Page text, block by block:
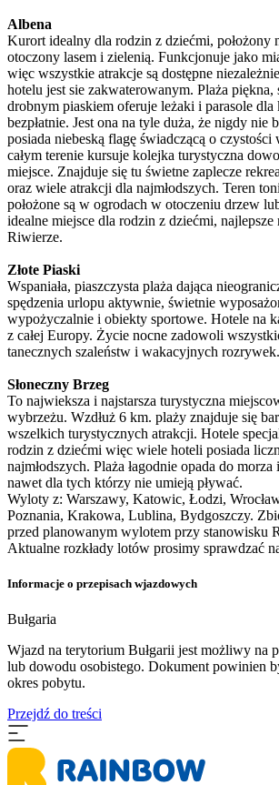
Albena
Kurort idealny dla rodzin z dziećmi, położony
otoczony lasem i zielenią. Funkcjonuje jako
więc wszystkie atrakcje są dostępne
hotelu jest sie zakwaterowanym. Plaża piękna,
drobnym piaskiem oferuje leżaki i parasole dla
bezpłatnie. Jest ona na tyle duża, że nigdy nie
posiada niebeską flagę świadczącą o
całym terenie kursuje kolejka turystyczna
miejsce. Znajduje się tu świetne zaplecze
oraz wiele atrakcji dla najmłodszych. Teren
położone są w ogrodach w otoczeniu drzew
idealne miejsce dla rodzin z dziećmi, najlepsze
Riwierze.
Złote Piaski
Wspaniała, piaszczysta plaża dająca
spędzenia urlopu aktywnie, świetnie
wypożyczalnie i obiekty sportowe. Hotele na
z całej Europy. Życie nocne zadowoli
tanecznych szaleństw i wakacyjnych rozrywek.
Słoneczny Brzeg
To najwieksza i najstarsza turystyczna
wybrzeżu. Wzdłuż 6 km. plaży znajduje się
wszelkich turystycznych atrakcji. Hotele
rodzin z dziećmi więc wiele hoteli posiada
najmłodszych. Plaża łagodnie opada do morza
nawet dla tych którzy nie umieją pływać.
Wyloty z: Warszawy, Katowic, Łodzi,
Poznania, Krakowa, Lublina, Bydgoszczy.
przed planowanym wylotem przy stanowisku
Aktualne rozkłady lotów prosimy sprawdzać
Informacje o przepisach wjazdowych
Bułgaria
Wjazd na terytorium Bułgarii jest możliwy na
lub dowodu osobistego. Dokument powinien
okres pobytu.
Przejdź do treści